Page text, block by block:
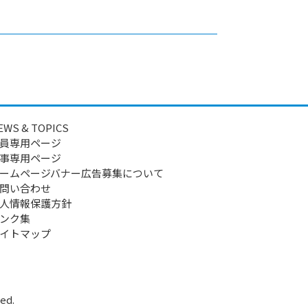
& TOPICS
専用ページ
専用ページ
ムページバナー広告募集について
い合わせ
情報保護方針
ク集
トマップ